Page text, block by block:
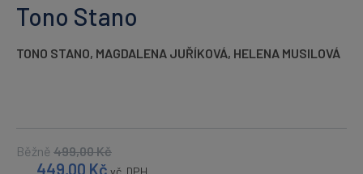
Tono Stano
TONO STANO, MAGDALENA JUŘÍKOVÁ, HELENA MUSILOVÁ
Běžně 499,00Kč
449,00 Kč vč. DPH